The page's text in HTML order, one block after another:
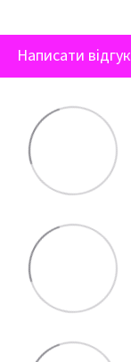
Написати відгук